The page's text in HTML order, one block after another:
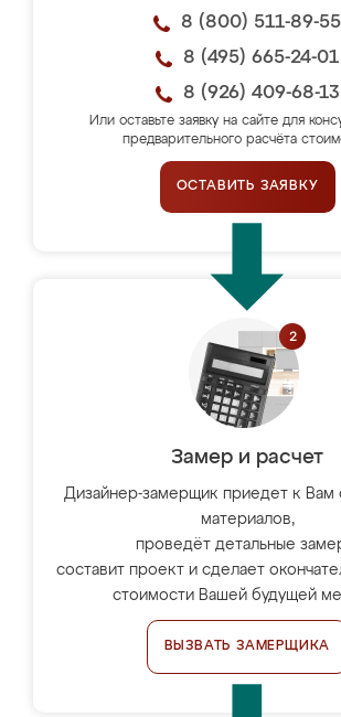
8 (800) 511-89-55
8 (495) 665-24-01
8 (926) 409-68-13
Или оставьте заявку на сайте для
предварительного расчёта
ОСТАВИТЬ ЗАЯВКУ
Замер и расчет
Дизайнер-замерщик приедет к Вам
материалов,
проведёт детальные
составит проект и сделает
стоимости Вашей будущей
ВЫЗВАТЬ ЗАМЕРЩИКА